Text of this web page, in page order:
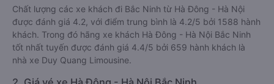
Đúng giờ, Chất lượng phục vụ trênVexere.com. Đánh giá này
được viết trực tiếp bởi các khách hàng đã trải nghiệm các
hãng Xe Hà Đông - Hà Nội đi Bắc Ninh.
Chất lượng các xe khách đi Bắc Ninh từ Hà Đông - Hà Nội
được đánh giá 4.2, với điểm trung bình là 4.2/5 bởi 1588 hành
khách. Trong đó hãng xe khách Hà Đông - Hà Nội Bắc Ninh